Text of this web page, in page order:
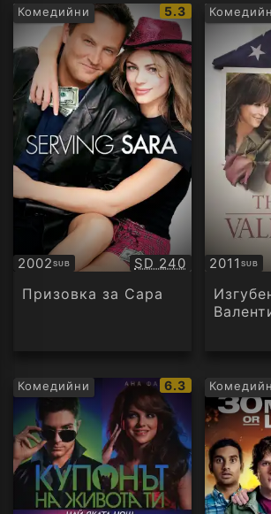
Комедийни
IMDb
рейтинг:
5.3
2002SUB
Субтитри Качество:
SD 240
Призовка за Сара
2011 SUB
Комедийни
IMDb
рейтинг:
6.3